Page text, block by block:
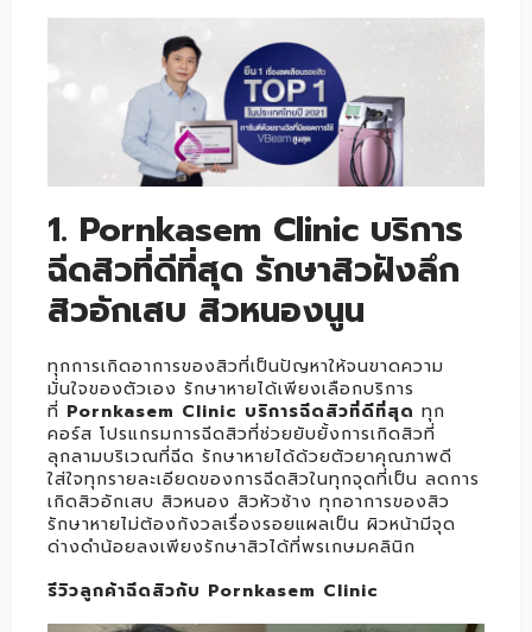
1. Pornkasem Clinic บริการ
ฉีดสิวที่ดีที่สุด รักษาสิวฝังลึก
สิวอักเสบ สิวหนองนูน
ทุกการเกิดอาการของสิวที่เป็นปัญหาให้จนขาดความ
มั่นใจของตัวเอง รักษาหายได้เพียงเลือกบริการ
ที่ Pornkasem Clinic บริการฉีดสิวที่ดีที่สุด ทุก
คอร์ส โปรแกรมการฉีดสิวที่ช่วยยับยั้งการเกิดสิวที่
ลุกลามบริเวณที่ฉีด รักษาหายได้ด้วยตัวยาคุณภาพดี
ใส่ใจทุกรายละเอียดของการฉีดสิวในทุกจุดที่เป็น ลดการ
เกิดสิวอักเสบ สิวหนอง สิวหัวช้าง ทุกอาการของสิว
รักษาหายไม่ต้องกังวลเรื่องรอยแผลเป็น ผิวหน้ามีจุด
ด่างดำน้อยลงเพียงรักษาสิวได้ที่พรเกษมคลินิก
รีวิวลูกค้าฉีดสิวกับ Pornkasem Clinic